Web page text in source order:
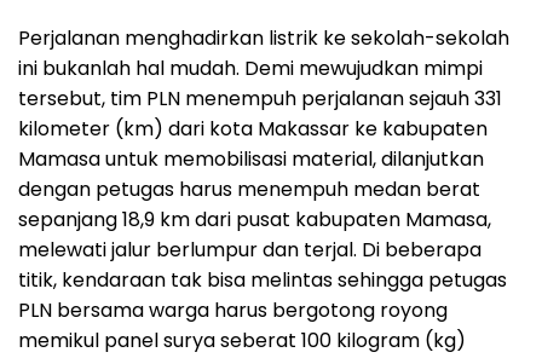
Perjalanan menghadirkan listrik ke sekolah-sekolah
ini bukanlah hal mudah. Demi mewujudkan mimpi
tersebut, tim PLN menempuh perjalanan sejauh 331
kilometer (km) dari kota Makassar ke kabupaten
Mamasa untuk memobilisasi material, dilanjutkan
dengan petugas harus menempuh medan berat
sepanjang 18,9 km dari pusat kabupaten Mamasa,
melewati jalur berlumpur dan terjal. Di beberapa
titik, kendaraan tak bisa melintas sehingga petugas
PLN bersama warga harus bergotong royong
memikul panel surya seberat 100 kilogram (kg)